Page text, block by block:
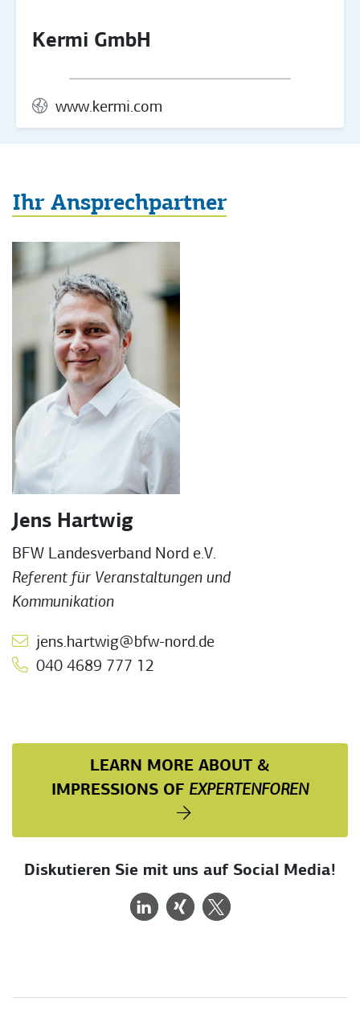
Kermi GmbH
www.kermi.com
Ihr Ansprechpartner
Jens Hartwig
BFW Landesverband Nord e.V.
Referent für Veranstaltungen und
Kommunikation
jens.hartwig@bfw-nord.de
040 4689 777 12
LEARN MORE ABOUT &
IMPRESSIONS OF EXPERTENFOREN
Diskutieren Sie mit uns auf Social Media!